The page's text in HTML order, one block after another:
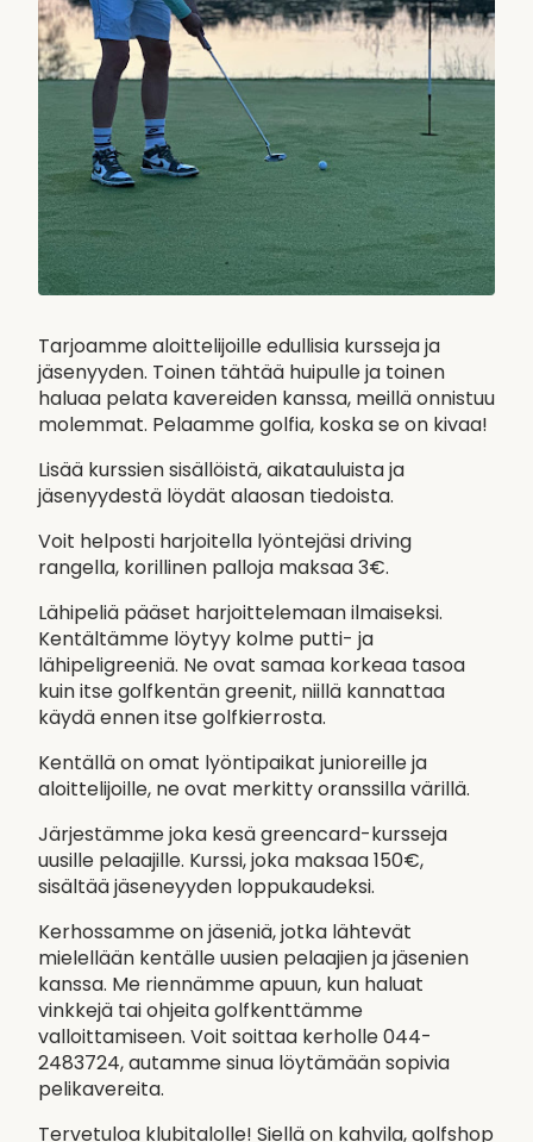
Tarjoamme aloittelijoille edullisia kursseja ja
jäsenyyden. Toinen tähtää huipulle ja toinen
haluaa pelata kavereiden kanssa, meillä onnistuu
molemmat. Pelaamme golfia, koska se on kivaa!
Lisää kurssien sisällöistä, aikatauluista ja
jäsenyydestä löydät alaosan tiedoista.
Voit helposti harjoitella lyöntejäsi driving
rangella, korillinen palloja maksaa 3€.
Lähipeliä pääset harjoittelemaan ilmaiseksi.
Kentältämme löytyy kolme putti- ja
lähipeligreeniä. Ne ovat samaa korkeaa tasoa
kuin itse golfkentän greenit, niillä kannattaa
käydä ennen itse golfkierrosta.
Kentällä on omat lyöntipaikat junioreille ja
aloittelijoille, ne ovat merkitty oranssilla värillä.
Järjestämme joka kesä greencard-kursseja
uusille pelaajille. Kurssi, joka maksaa 150€,
sisältää jäseneyyden loppukaudeksi.
Kerhossamme on jäseniä, jotka lähtevät
mielellään kentälle uusien pelaajien ja jäsenien
kanssa. Me riennämme apuun, kun haluat
vinkkejä tai ohjeita golfkenttämme
valloittamiseen. Voit soittaa kerholle 044-
2483724, autamme sinua löytämään sopivia
pelikavereita.
Tervetuloa klubitalolle! Siellä on kahvila, golfshop